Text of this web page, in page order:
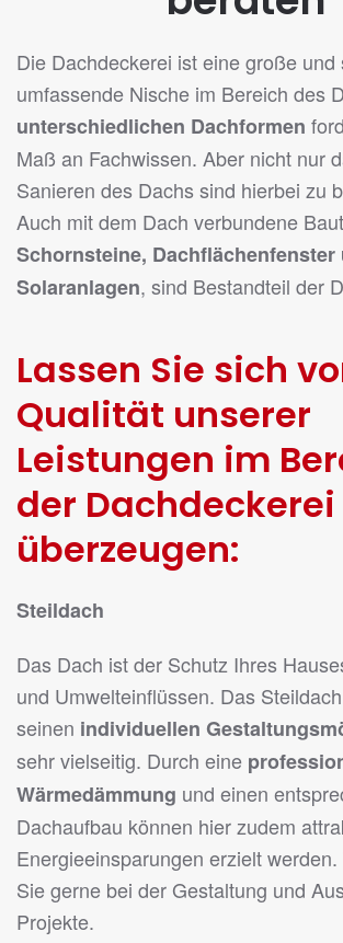
Die Dachdeckerei ist eine große und
umfassende Nische im Bereich des
unterschiedlichen Dachformen
Maß an Fachwissen. Aber nicht nur
Sanieren des Dachs sind hierbei zu
Auch mit dem Dach verbundene
Schornsteine, Dachflächenfenster
Solaranlagen, sind Bestandteil der
Lassen Sie sich
Qualität unserer
Leistungen im
der Dachdeckerei
überzeugen:
Steildach
Das Dach ist der Schutz Ihres
und Umwelteinflüssen. Das
seinen individuellen
sehr vielseitig. Durch eine
Wärmedämmung und einen
Dachaufbau können hier zudem
Energieeinsparungen erzielt
Sie gerne bei der Gestaltung und
Projekte.